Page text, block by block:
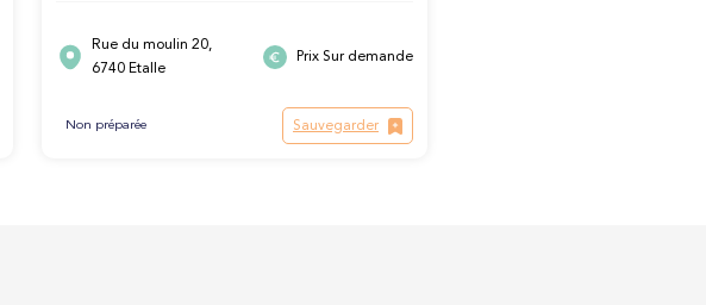
Rue du moulin 20,
6740 Etalle
Prix Sur demande
Non préparée Sauvegarder